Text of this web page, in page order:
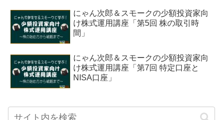
にゃん次郎＆スモークの少額投資家向
け株式運用講座「第5回 株の取引時
間」
にゃん次郎＆スモークの少額投資家向
け株式運用講座「第7回 特定口座と
NISA口座」